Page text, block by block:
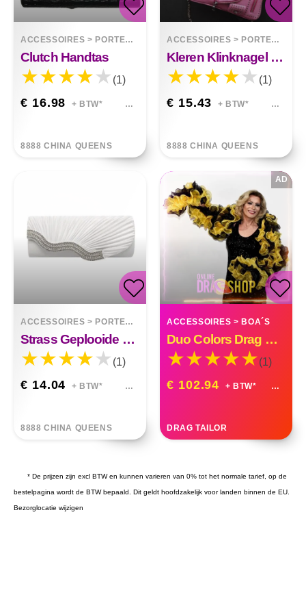
ACCESSOIRES > PORTEMONNEES
Clutch Handtas
(1)
€ 16.98 + BTW*
8888 CHINA QUEENS
ACCESSOIRES > PORTEMONNEES
Kleren Klinknagel Clutch
(1)
€ 15.43 + BTW*
8888 CHINA QUEENS
ACCESSOIRES > PORTEMONNEES
Strass Geplooide Clutch
(1)
€ 14.04 + BTW*
8888 CHINA QUEENS
ACCESSOIRES > BOA´S
Duo Colors Drag Queen Organza Ruffle Boa
(1)
€ 102.94 + BTW*
DRAG TAILOR
AD
* De prijzen zijn excl BTW en kunnen varieren van 0% tot het normale tarief, op de
bestelpagina wordt de BTW bepaald. Dit geldt hoofdzakelijk voor landen binnen de EU.
Bezorglocatie wijzigen